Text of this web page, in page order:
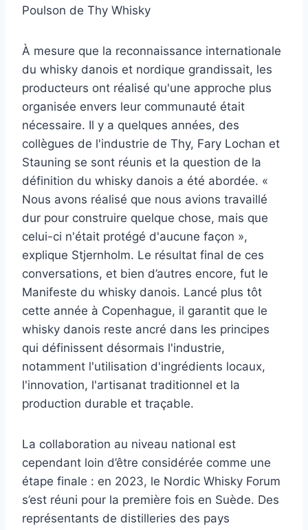
Poulson de Thy Whisky
À mesure que la reconnaissance internationale
du whisky danois et nordique grandissait, les
producteurs ont réalisé qu'une approche plus
organisée envers leur communauté était
nécessaire. Il y a quelques années, des
collègues de l'industrie de Thy, Fary Lochan et
Stauning se sont réunis et la question de la
définition du whisky danois a été abordée. «
Nous avons réalisé que nous avions travaillé
dur pour construire quelque chose, mais que
celui-ci n'était protégé d'aucune façon »,
explique Stjernholm. Le résultat final de ces
conversations, et bien d’autres encore, fut le
Manifeste du whisky danois. Lancé plus tôt
cette année à Copenhague, il garantit que le
whisky danois reste ancré dans les principes
qui définissent désormais l'industrie,
notamment l'utilisation d'ingrédients locaux,
l'innovation, l'artisanat traditionnel et la
production durable et traçable.
La collaboration au niveau national est
cependant loin d’être considérée comme une
étape finale : en 2023, le Nordic Whisky Forum
s’est réuni pour la première fois en Suède. Des
représentants de distilleries des pays